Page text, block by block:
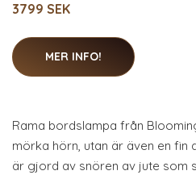
3799 SEK
MER INFO!
Rama bordslampa från
mörka hörn, utan är även en fin
är gjord av snören av jute som